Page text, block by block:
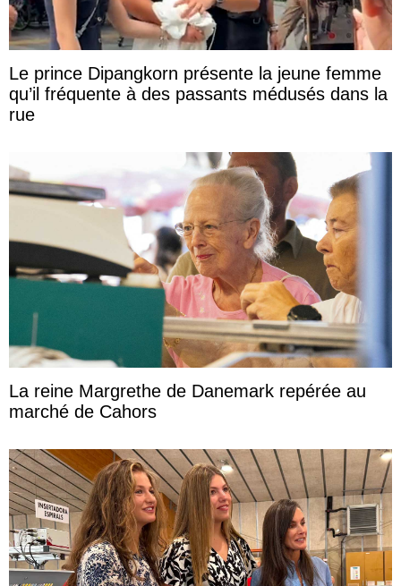
Le prince Dipangkorn présente la jeune femme
qu’il fréquente à des passants médusés dans la
rue
La reine Margrethe de Danemark repérée au
marché de Cahors